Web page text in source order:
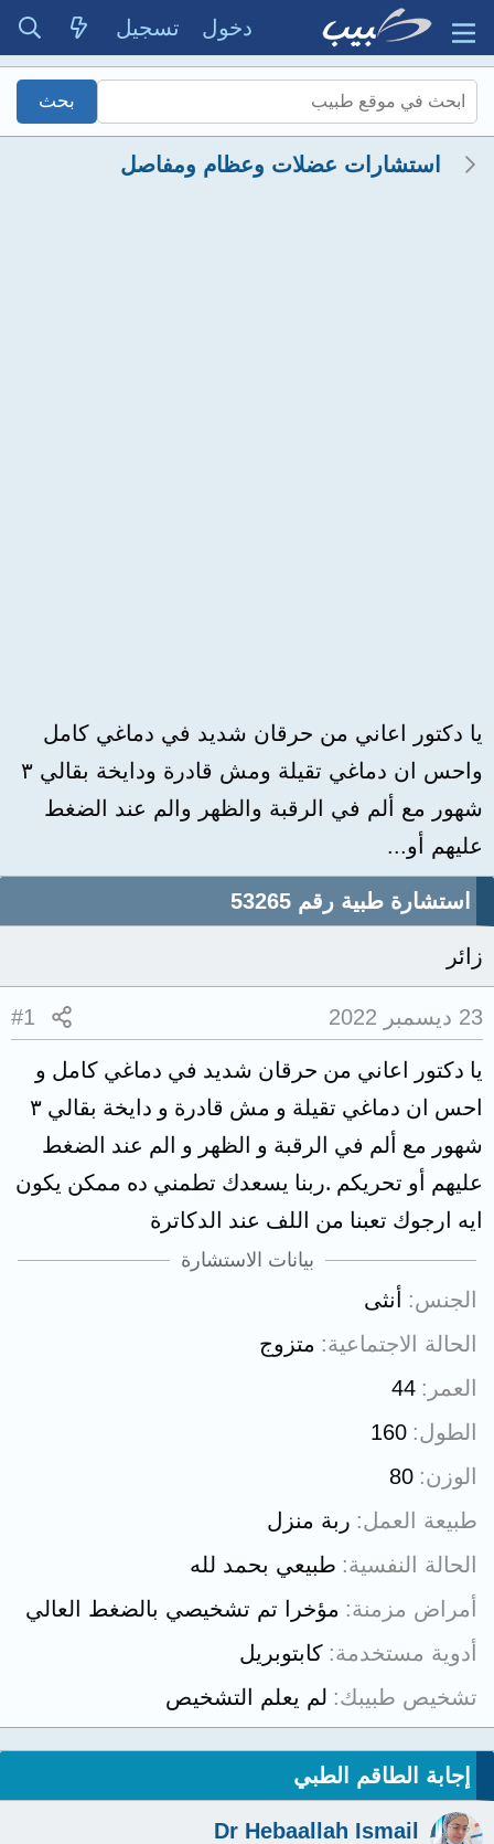
دخول تسجيل
استشارات عضلات وعظام ومفاصل
يا دكتور اعاني من حرقان شديد في دماغي كامل
واحس ان دماغي تقيلة ومش قادرة ودايخة بقالي ٣
شهور مع ألم في الرقبة والظهر والم عند الضغط
عليهم أو...
استشارة طبية رقم 53265
زائر
23 ديسمبر 2022 #1
يا دكتور اعاني من حرقان شديد في دماغي كامل و
احس ان دماغي تقيلة و مش قادرة و دايخة بقالي ٣
شهور مع ألم في الرقبة و الظهر و الم عند الضغط
عليهم أو تحريكم .ربنا يسعدك تطمني ده ممكن يكون
ايه ارجوك تعبنا من اللف عند الدكاترة
بيانات الاستشارة
الجنس
أنثى
الحالة الاجتماعية
متزوج
العمر
44
الطول 160
الوزن 80
طبيعة العمل ربة منزل
الحالة النفسية طبيعي بحمد لله
أمراض مزمنة
مؤخرا تم تشخيصي بالضغط العالي
أدوية مستخدمة كابتوبريل
تشخيص طبيبك لم يعلم التشخيص
إجابة الطاقم الطبي
Dr Hebaallah Ismail